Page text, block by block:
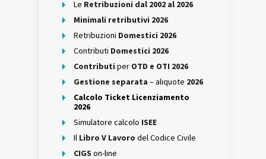
Le Retribuzioni dal 2002 al 2026
Minimali retributivi 2026
Retribuzioni Domestici 2026
Contributi Domestici 2026
Contributi per OTD e OTI 2026
Gestione separata – aliquote 2026
Calcolo Ticket Licenziamento
2026
Simulatore calcolo ISEE
Il Libro V Lavoro del Codice Civile
CIGS on-line